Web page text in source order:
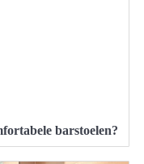
barstoelen?